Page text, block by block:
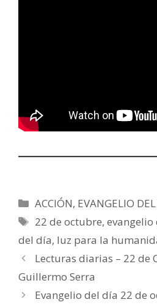
Categorías
ACCIÓN, EVANGELIO
Etiquetas
22 de octubre,evangelio
del día, luz para la
Lecturas diarias – 22 de
Guillermo Serra
Evangelio del día 22 de